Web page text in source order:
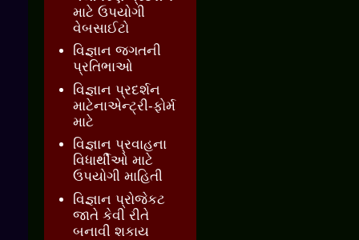
માટે ઉપયોગી
વેબસાઈટો
વિજ્ઞાન જગતની
પ્રતિભાઓ
વિજ્ઞાન પ્રદર્શન
માટેનાએન્ટ્રી-ફોર્મ
માટે
વિજ્ઞાન પ્રવાહના
વિધાર્થીઓ માટે
ઉપયોગી માહિતી
વિજ્ઞાન પ્રોજેકટ
જાતે કેવી રીતે
બનાવી શકાય